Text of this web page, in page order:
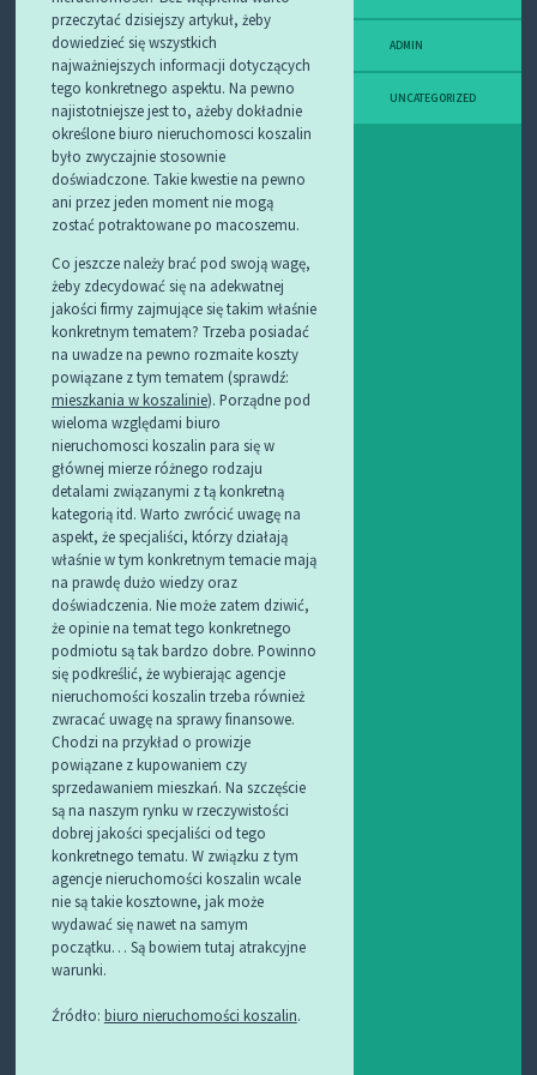
przeczytać dzisiejszy artykuł, żeby
dowiedzieć się wszystkich
najważniejszych informacji dotyczących
tego konkretnego aspektu. Na pewno
najistotniejsze jest to, ażeby dokładnie
określone biuro nieruchomosci koszalin
było zwyczajnie stosownie
doświadczone. Takie kwestie na pewno
ani przez jeden moment nie mogą
zostać potraktowane po macoszemu.
Co jeszcze należy brać pod swoją wagę,
żeby zdecydować się na adekwatnej
jakości firmy zajmujące się takim właśnie
konkretnym tematem? Trzeba posiadać
na uwadze na pewno rozmaite koszty
powiązane z tym tematem (sprawdź:
mieszkania w koszalinie). Porządne pod
wieloma względami biuro
nieruchomosci koszalin para się w
głównej mierze różnego rodzaju
detalami związanymi z tą konkretną
kategorią itd. Warto zwrócić uwagę na
aspekt, że specjaliści, którzy działają
właśnie w tym konkretnym temacie mają
na prawdę dużo wiedzy oraz
doświadczenia. Nie może zatem dziwić,
że opinie na temat tego konkretnego
podmiotu są tak bardzo dobre. Powinno
się podkreślić, że wybierając agencje
nieruchomości koszalin trzeba również
zwracać uwagę na sprawy finansowe.
Chodzi na przykład o prowizje
powiązane z kupowaniem czy
sprzedawaniem mieszkań. Na szczęście
są na naszym rynku w rzeczywistości
dobrej jakości specjaliści od tego
konkretnego tematu. W związku z tym
agencje nieruchomości koszalin wcale
nie są takie kosztowne, jak może
wydawać się nawet na samym
początku… Są bowiem tutaj atrakcyjne
warunki.
Źródło: biuro nieruchomości koszalin.
ADMIN
UNCATEGORIZED